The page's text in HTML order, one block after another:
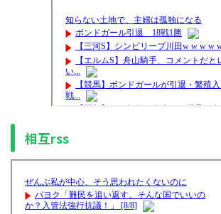
相互rss